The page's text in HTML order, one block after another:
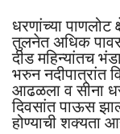
धरणांच्या पाणलोट
तुलनेत अधिक
दीड महिन्यांतच
भरुन नदीपात्रांत
आढळला व सीना
दिवसांत पाऊस
होण्याची शक्यता